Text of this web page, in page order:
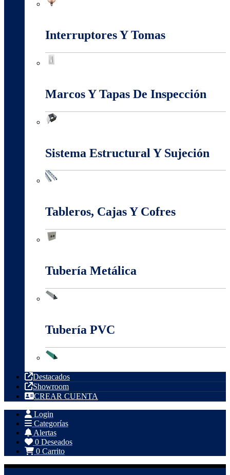
Interruptores Y Tomas
Marcos Y Tapas De Inspección
Sistema Estructural Y Sujeción
Tableros, Cajas Y Cofres
Tubería Metálica
Tubería PVC
Destacados
Showroom
CREAR CUENTA
Login
Categorías
Alertas
0 Deseados
0 Carrito